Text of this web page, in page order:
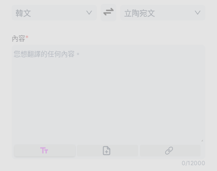
韓文 立陶宛文
內容*
0/12000